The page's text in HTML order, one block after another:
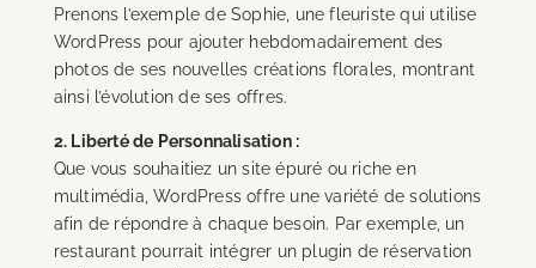
Prenons l’exemple de Sophie, une fleuriste qui utilise
WordPress pour ajouter hebdomadairement des
photos de ses nouvelles créations florales, montrant
ainsi l’évolution de ses offres.
2. Liberté de Personnalisation :
Que vous souhaitiez un site épuré ou riche en
multimédia, WordPress offre une variété de solutions
afin de répondre à chaque besoin. Par exemple, un
restaurant pourrait intégrer un plugin de réservation